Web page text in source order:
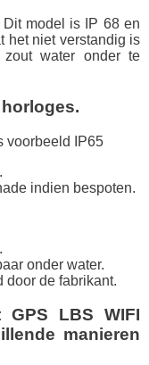
model is IP 68 en
het niet verstandig is
water onder te
voorbeeld IP65
indien bespoten.
onder water.
door de fabrikant.
LBS WIFI
manieren